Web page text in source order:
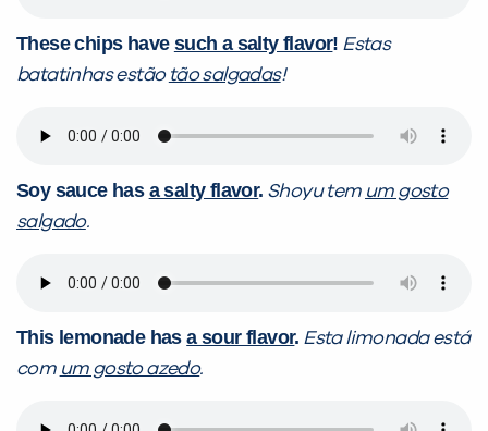
These chips have such a salty flavor! Estas
batatinhas estão tão salgadas!
Soy sauce has a salty flavor. Shoyu tem um gosto
salgado.
This lemonade hasa sour flavor. Esta limonada está
com um gosto azedo.